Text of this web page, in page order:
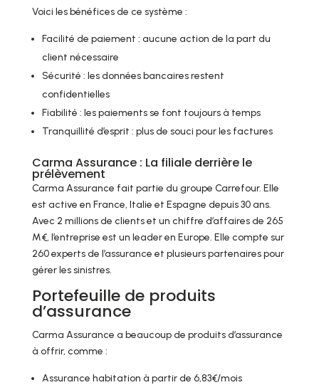
Voici les bénéfices de ce système :
Facilité de paiement : aucune action de la part du
client nécessaire
Sécurité : les données bancaires restent
confidentielles
Fiabilité : les paiements se font toujours à temps
Tranquillité d’esprit : plus de souci pour les factures
Carma Assurance : La filiale derrière le
prélèvement
Carma Assurance fait partie du groupe Carrefour. Elle
est active en France, Italie et Espagne depuis 30 ans.
Avec 2 millions de clients et un chiffre d’affaires de 265
M€, l’entreprise est un leader en Europe. Elle compte sur
260 experts de l’assurance et plusieurs partenaires pour
gérer les sinistres.
Portefeuille de produits
d’assurance
Carma Assurance a beaucoup de produits d’assurance
à offrir, comme :
Assurance habitation à partir de 6,83€/mois